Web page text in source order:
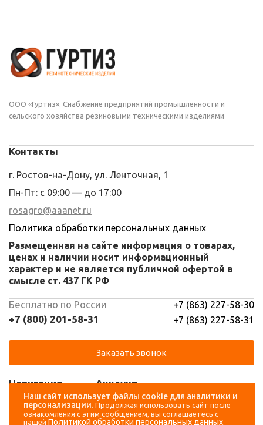
ООО «Гуртиз». Снабжение предприятий промышленности и
сельского хозяйства резиновыми техническими изделиями
Навигация
Каталог
Аккаунт
Вход
Контакты
г. Ростов-на-Дону, ул. Ленточная, 1
Пн-Пт: с 09:00 — до 17:00
rosagro@aaanet.ru
Политика обработки персональных данных
Размещенная на сайте информация о товарах,
ценах и наличии носит информационный
характер и не является публичной офертой в
смысле ст. 437 ГК РФ
Бесплатно по России
+7 (800) 201-58-31
+7 (863) 227-58-30
+7 (863) 227-58-31
Заказать звонок
Наш сайт использует файлы cookie для аналитики и
персонализации. Продолжая использовать сайт после
ознакомления с этим сообщением, вы соглашаетесь с
нашей Политикой обработки персональных данных.